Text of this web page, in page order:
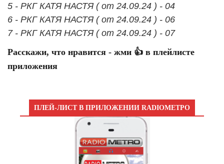
5 - РКГ КАТЯ НАСТЯ ( от 24.09.24 ) - 04
6 - РКГ КАТЯ НАСТЯ ( от 24.09.24 ) - 06
7 - РКГ КАТЯ НАСТЯ ( от 24.09.24 ) - 07
Расскажи, что нравится - жми 👍 в плейлисте
приложения
ПЛЕЙ-ЛИСТ В ПРИЛОЖЕНИИ RADIOМЕТРО